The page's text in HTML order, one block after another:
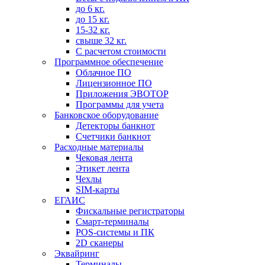
до 6 кг.
до 15 кг.
15-32 кг.
свыше 32 кг.
С расчетом стоимости
Программное обеспечение
Облачное ПО
Лицензионное ПО
Приложения ЭВОТОР
Программы для учета
Банковское оборудование
Детекторы банкнот
Счетчики банкнот
Расходные материалы
Чековая лента
Этикет лента
Чехлы
SIM-карты
ЕГАИС
Фискальные регистраторы
Смарт-терминалы
POS-системы и ПК
2D сканеры
Эквайринг